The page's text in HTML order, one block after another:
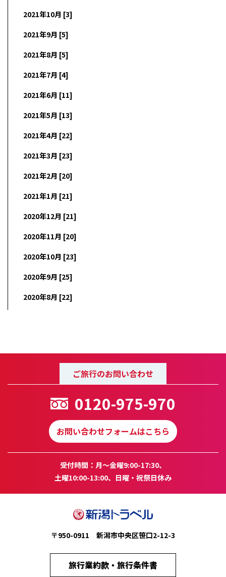
2021年10月 [3]
2021年9月 [5]
2021年8月 [5]
2021年7月 [4]
2021年6月 [11]
2021年5月 [13]
2021年4月 [22]
2021年3月 [23]
2021年2月 [20]
2021年1月 [21]
2020年12月 [21]
2020年11月 [20]
2020年10月 [23]
2020年9月 [25]
2020年8月 [22]
ご旅行のお問い合わせ
0120-975-970
お問い合わせフォームはこちら
受付時間：月～金曜9:00-17:30、
土曜10:00-13:00、日曜・祝祭日休み
〒950-0911 新潟市中央区笹口2-12-3
旅行業約款・旅行条件書